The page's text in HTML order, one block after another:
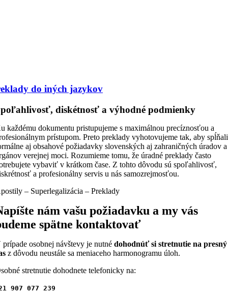
do iných jazykov
diskétnosť a výhodné podmienky
každému dokumentu pristupujeme s maximálnou precíznosťou a
prístupom. Preto preklady vyhotovujeme tak, aby spĺňali
aj obsahové požiadavky slovenských aj zahraničných úradov a
verejnej moci. Rozumieme tomu, že úradné preklady často
vybaviť v krátkom čase. Z tohto dôvodu sú spoľahlivosť,
a profesionálny servis u nás samozrejmosťou.
– Superlegalizácia – Preklady
nám vašu požiadavku a my vás
spätne kontaktovať
prípade osobnej návštevy je nutnédohodnúť si stretnutie na presný
z dôvodu neustále sa meniaceho harmonogramu úloh.
stretnutie dohodnete telefonicky na:
907 077 239